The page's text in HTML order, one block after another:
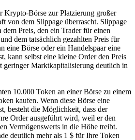
Krypto-Börse zur Platzierung großer
von dem Slippage überrascht. Slippage
Preis, den ein Trader für einen
dem tatsächlich gezahlten Preis für
eine Börse oder ein Handelspaar eine
kann selbst eine kleine Order den Preis
geringer Marktkapitalisierung deutlich in
10.000 Token an einer Börse zu einem
kaufen. Wenn diese Börse eine
besteht die Möglichkeit, dass der
Order ausgeführt wird, weil er den
Vermögenswerts in die Höhe treibt.
deutlich mehr als 1 $ für Ihre Token